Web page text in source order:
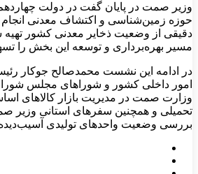
وزیر صمت در پایان گفت در دولت
حوزه زمین‌شناسی و اکتشاف معدنی
دقیقی از وضعیت ذخایر معدنی کشور
مسیر بهره‌برداری و توسعه این بخش را
در ادامه این نشست محمدصالح جوکار
امور داخلی کشور و شوراهای مجلس
وزارت صمت در مدیریت بازار کالاهای
تحمیلی و همچنین سفرهای استانی وزیر
بررسی وضعیت واحدهای تولیدی آسیب‌دیده